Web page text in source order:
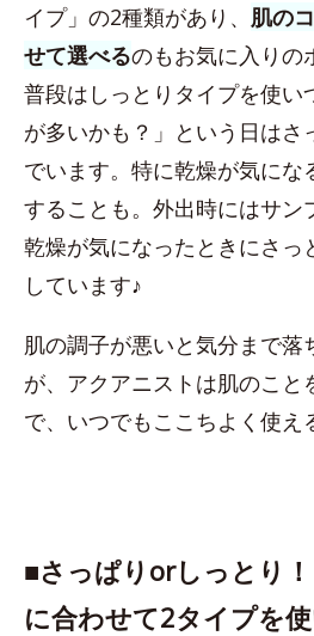
イプ」の2種類があり、 肌の
せて選べるのもお気に入りの
普段はしっとりタイプを使い
が多いかも？」という日はさ
でいます。特に乾燥が気にな
することも。外出時にはサン
乾燥が気になったときにさっ
しています♪
肌の調子が悪いと気分まで落
が、アクアニストは肌のこと
で、いつでもここちよく使え
■さっぱりorしっとり
に合わせて2タイプを